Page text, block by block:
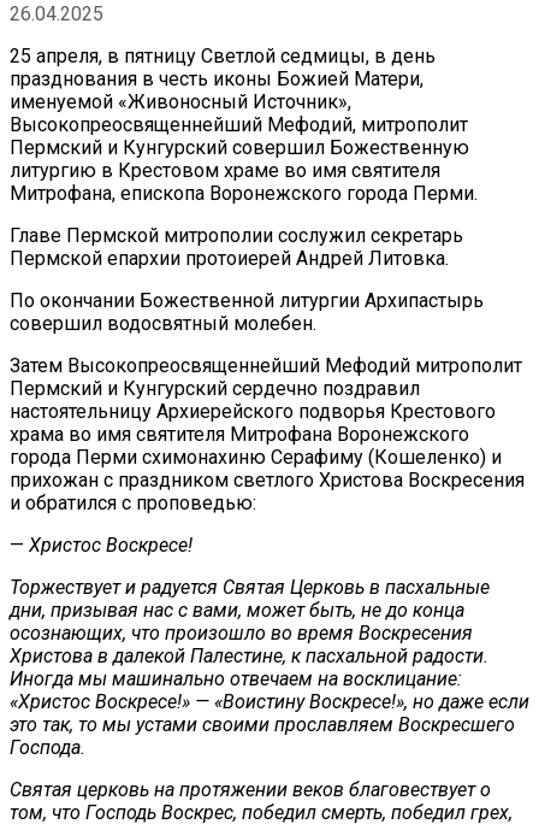
26.04.2025
25 апреля, в пятницу Светлой седмицы, в день
празднования в честь иконы Божией Матери,
именуемой «Живоносный Источник»,
Высокопреосвященнейший Мефодий, митрополит
Пермский и Кунгурский совершил Божественную
литургию в Крестовом храме во имя святителя
Митрофана, епископа Воронежского города Перми.
Главе Пермской митрополии сослужил секретарь
Пермской епархии протоиерей Андрей Литовка.
По окончании Божественной литургии Архипастырь
совершил водосвятный молебен.
Затем Высокопреосвященнейший Мефодий митрополит
Пермский и Кунгурский сердечно поздравил
настоятельницу Архиерейского подворья Крестового
храма во имя святителя Митрофана Воронежского
города Перми схимонахиню Серафиму (Кошеленко) и
прихожан с праздником светлого Христова Воскресения
и обратился с проповедью:
— Христос Воскресе!
Торжествует и радуется Святая Церковь в пасхальные
дни, призывая нас с вами, может быть, не до конца
осознающих, что произошло во время Воскресения
Христова в далекой Палестине, к пасхальной радости.
Иногда мы машинально отвечаем на восклицание:
«Христос Воскресе!» — «Воистину Воскресе!», но даже если
это так, то мы устами своими прославляем Воскресшего
Господа.
Святая церковь на протяжении веков благовествует о
том, что Господь Воскрес, победил смерть, победил грех,